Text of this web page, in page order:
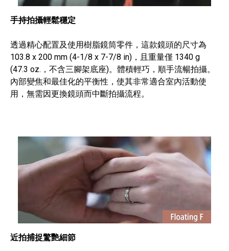
手持拍攝輕鬆穩定
透過精心配置及使用樹脂鏡筒零件，這款鏡頭的尺寸為
103.8 x 200 mm (4-1/8 x 7-7/8 in)，且重量僅 1340 g
(47.3 oz.，不含三腳架底座)。體積輕巧，順手流暢拍攝。
內部變焦和最佳化的平衡性，使其非常適合室內活動使
用，無需因更換鏡頭而中斷拍攝流程。
近拍捕捉驚艷細節